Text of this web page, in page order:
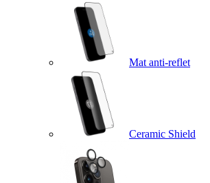
Mat anti-reflet
Ceramic Shield